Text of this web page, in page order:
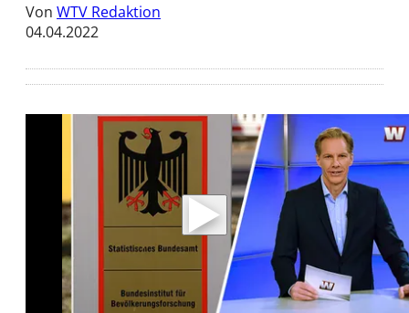
Von WTV Redaktion
04.04.2022
Mit der Wiedergabe dieses Videos werden
Daten an Youtube übertragen.
Hinweise dazu erhalten Sie in derDatenschutzerklärung
Akzeptieren